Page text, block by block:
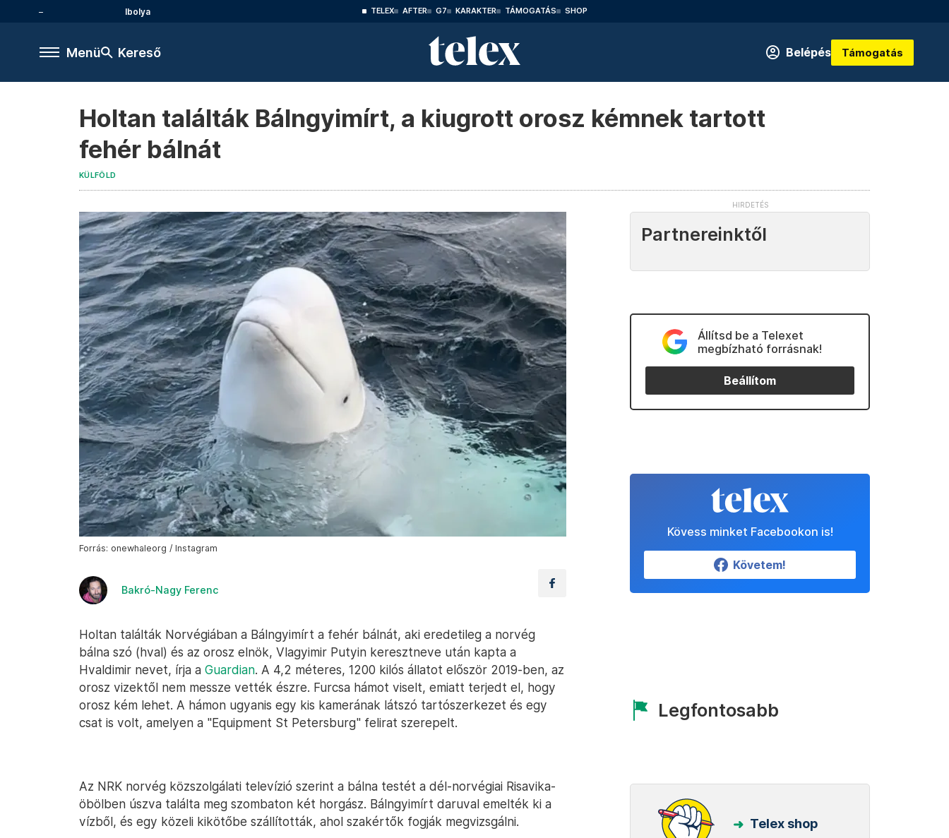
Ibolya TELEX AFTER G7 KARAKTER TÁMOGATÁS SHOP
Menü Kereső Belépés Támogatás
Holtan találták Bálngyimírt, a kiugrott orosz kémnek tartott
fehér bálnát
KÜLFÖLD
Forrás: onewhaleorg / Instagram
Bakró-Nagy Ferenc
Holtan találták Norvégiában a Bálngyimírt a fehér bálnát, aki eredetileg a norvég
bálna szó (hval) és az orosz elnök, Vlagyimir Putyin keresztneve után kapta a
Hvaldimir nevet, írja a Guardian. A 4,2 méteres, 1200 kilós állatot először 2019-ben, az
orosz vizektől nem messze vették észre. Furcsa hámot viselt, emiatt terjedt el, hogy
orosz kém lehet. A hámon ugyanis egy kis kamerának látszó tartószerkezet és egy
csat is volt, amelyen a "Equipment St Petersburg" felirat szerepelt.
Az NRK norvég közszolgálati televízió szerint a bálna testét a dél-norvégiai Risavika-
öbölben úszva találta meg szombaton két horgász. Bálngyimírt daruval emelték ki a
vízből, és egy közeli kikötőbe szállították, ahol szakértők fogják megvizsgálni.
Partnereinktől
Állítsd be a Telexet
megbízható forrásnak!
Beállítom
Kövess minket Facebookon is!
Követem!
Legfontosabb
Telex shop